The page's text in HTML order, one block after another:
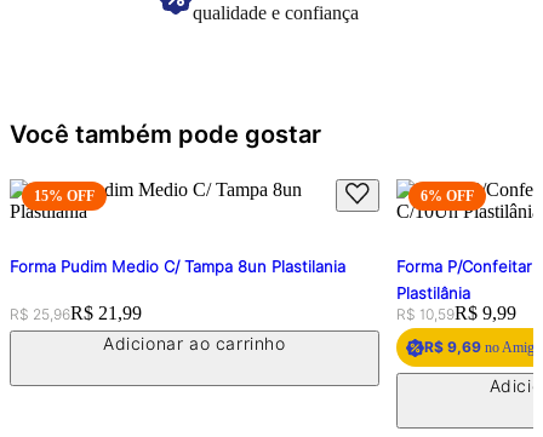
qualidade e confiança
Você também pode gostar
15% OFF
Forma Pudim Medio C/ Tampa 8un Plastilania
Original price:
R$ 25,96Price:
R$ 21,99
Adicionar ao carrinho
6% OFF
Forma P/
Plastilânia
Original price:
R$ 10,59Price:
R$ 9,99
R$ 9,69no Amigo